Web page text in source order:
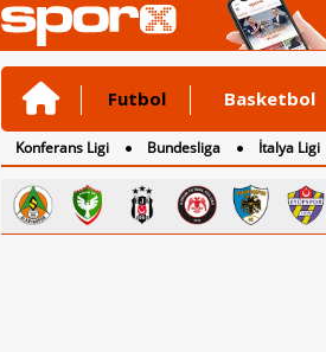
Futbol Basketbol
Konferans Ligi Bundesliga İtalya Ligi
2. Lig
3. Lig